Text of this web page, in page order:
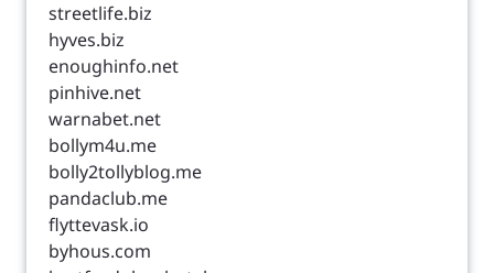
streetlife.biz
hyves.biz
enoughinfo.net
pinhive.net
warnabet.net
bollym4u.me
bolly2tollyblog.me
pandaclub.me
flyttevask.io
byhous.com